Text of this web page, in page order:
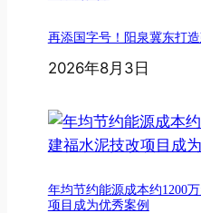
再添国字号！阳泉冀东打
2026年8月3日
年均节约能源成本约1200
项目成为优秀案例